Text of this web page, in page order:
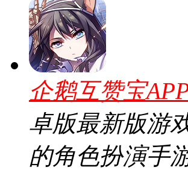
企鹅互赞宝
卓版最新版游
的角色扮演手